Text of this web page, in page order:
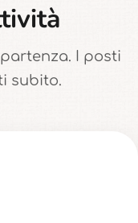
I posti
subito.